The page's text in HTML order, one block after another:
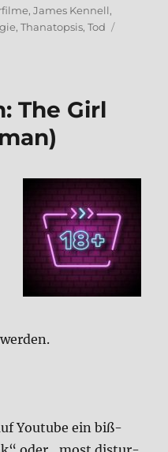
,James Kennell,
,Thanatopsis,Tod
The Girl
You­tube ein biß­